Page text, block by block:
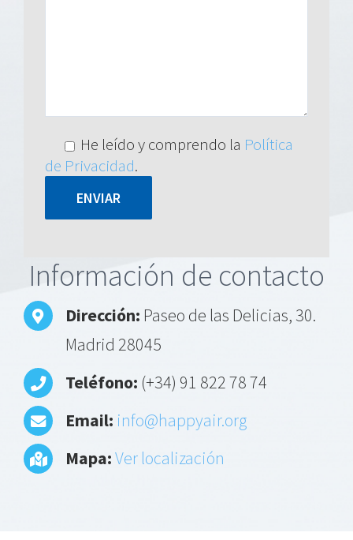
He leído y comprendo la Política
de Privacidad.
Información de contacto
Dirección: Paseo de las Delicias, 30.
Madrid 28045
Teléfono: (+34) 91 822 78 74
Email: info@happyair.org
Mapa:Ver localización